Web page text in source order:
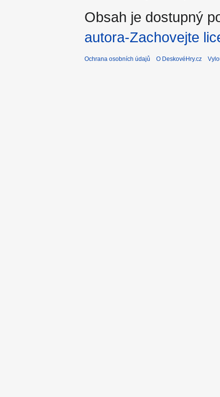
Obsah je dostupný
autora-Zachovejte
Ochrana osobních údajů O DeskovéHry.cz